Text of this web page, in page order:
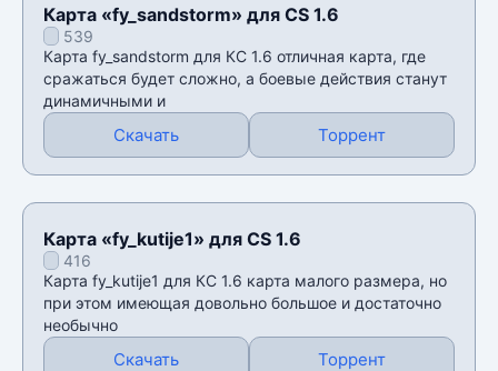
Карта «fy_sandstorm» для CS 1.6
539
Карта fy_sandstorm для КС 1.6 отличная карта, где
сражаться будет сложно, а боевые действия станут
динамичными и
Скачать Торрент
Карта «fy_kutije1» для CS 1.6
416
Карта fy_kutije1 для КС 1.6 карта малого размера, но
при этом имеющая довольно большое и достаточно
необычно
Скачать Торрент